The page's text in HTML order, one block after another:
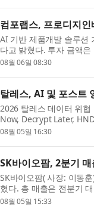
컴포랩스, 프로디지
AI 기반 제품개발 솔루션
다고 밝혔다. 투자 금액
솔루션 ‘사이즈랩
08월 06일 08:30
탈레스, AI 및 포스트
2026 탈레스 데이터 위
Now, Decrypt Later,
대비해 양자 내성 암호
08월 05일 16:30
SK바이오팜, 2분기
SK바이오팜( 사장: 이동
혔다. 총 매출은 전분기
동기 대비 56.9% 성장해
08월 05일 15:33